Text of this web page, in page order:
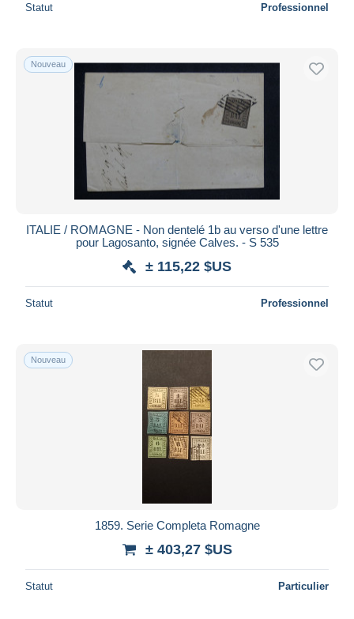
Statut Professionnel
Nouveau
ITALIE / ROMAGNE - Non dentelé 1b au verso d'une lettre
pour Lagosanto, signée Calves. - S 535
± 115,22 $US
Statut Professionnel
Nouveau
1859. Serie Completa Romagne
± 403,27 $US
Statut Particulier